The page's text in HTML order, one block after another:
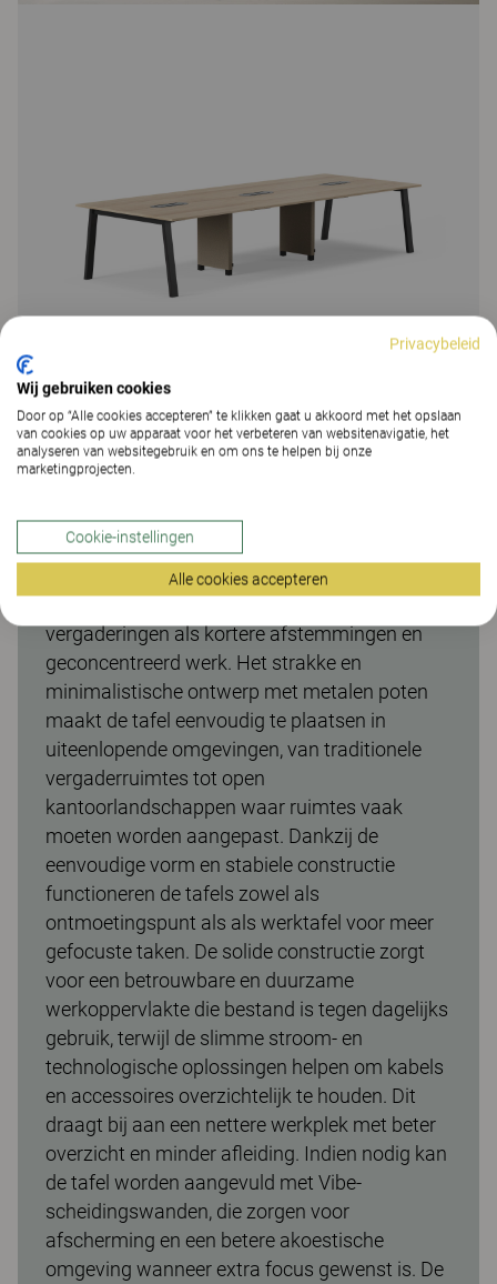
De Make vergadertafel met een hoogte van
740 mm biedt een comfortabele werkhoogte
vergaderingen als kortere afstemmingen en
geconcentreerd werk. Het strakke en
minimalistische ontwerp met metalen poten
maakt de tafel eenvoudig te plaatsen in
uiteenlopende omgevingen, van traditionele
vergaderruimtes tot open
kantoorlandschappen waar ruimtes vaak
moeten worden aangepast. Dankzij de
eenvoudige vorm en stabiele constructie
functioneren de tafels zowel als
ontmoetingspunt als als werktafel voor meer
gefocuste taken. De solide constructie zorgt
voor een betrouwbare en duurzame
werkoppervlakte die bestand is tegen dagelijks
gebruik, terwijl de slimme stroom- en
technologische oplossingen helpen om kabels
en accessoires overzichtelijk te houden. Dit
draagt bij aan een nettere werkplek met beter
overzicht en minder afleiding. Indien nodig kan
de tafel worden aangevuld met Vibe-
scheidingswanden, die zorgen voor
afscherming en een betere akoestische
omgeving wanneer extra focus gewenst is. De
Privacybeleid
Wij gebruiken cookies
Door op “Alle cookies accepteren” te klikken gaat u akkoord met het opslaan
van cookies op uw apparaat voor het verbeteren van websitenavigatie, het
analyseren van websitegebruik en om ons te helpen bij onze
marketingprojecten.
Cookie-instellingen
Alle cookies accepteren